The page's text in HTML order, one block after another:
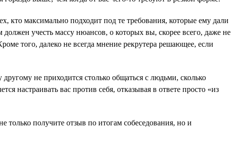
кто максимально подходит под те требования, которые ему дали
учесть массу нюансов, о которых вы, скорее всего, даже не
того, далеко не всегда мнение рекрутера решающее, если
не приходится столько общаться с людьми, сколько
настраивать вас против себя, отказывая в ответе просто «из
получите отзыв по итогам собеседования, но и